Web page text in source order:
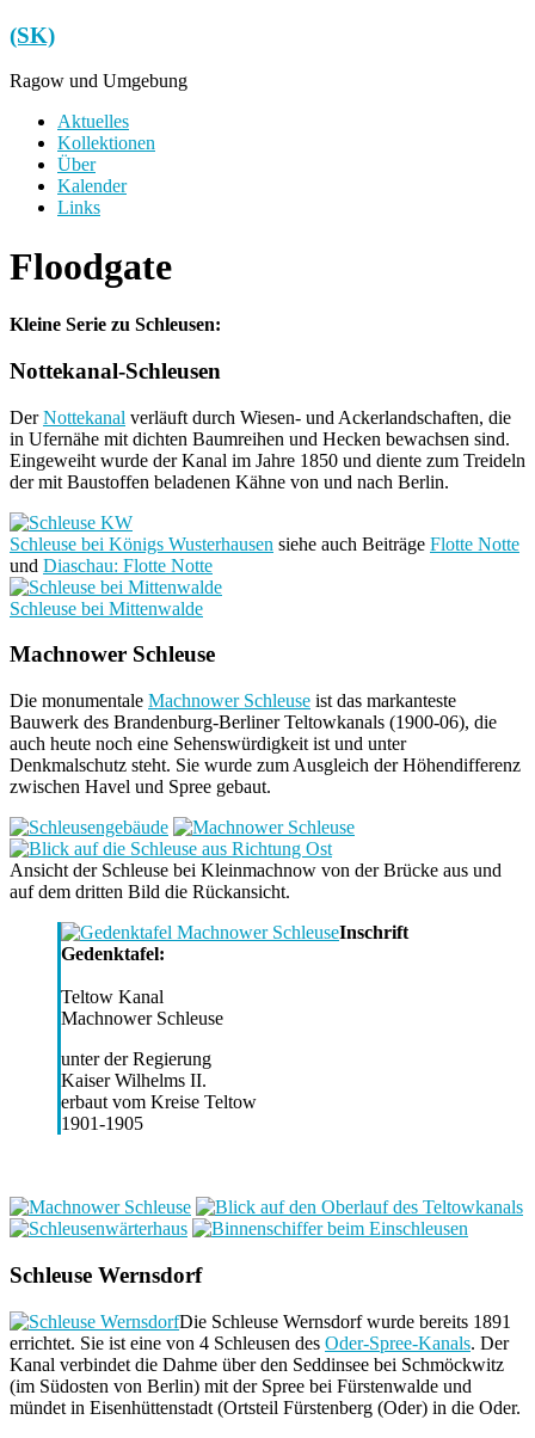
Zum
Inhalt
springen
(SK)
Ragow und Umgebung
Menü
Aktuelles
Kollektionen
Über
Kalender
Links
Floodgate
Kleine Serie zu Schleusen:
Nottekanal-Schleusen
DerNottekanal verläuft durch Wiesen- und Ackerlandschaften, die
in Ufernähe mit dichten Baumreihen und Hecken bewachsen sind.
Eingeweiht wurde der Kanal im Jahre 1850 und diente zum Treideln
der mit Baustoffen beladenen Kähne von und nach Berlin.
Schleuse bei Königs Wusterhausen siehe auch Beiträge Flotte Notte
und Diaschau: Flotte Notte
Schleuse bei Mittenwalde
Machnower Schleuse
Die monumentale Machnower Schleuse ist das markanteste
Bauwerk des Brandenburg-Berliner Teltowkanals (1900-06), die
auch heute noch eine Sehenswürdigkeit ist und unter
Denkmalschutz steht. Sie wurde zum Ausgleich der Höhendifferenz
zwischen Havel und Spree gebaut.
Ansicht der Schleuse bei Kleinmachnow von der Brücke aus und
auf dem dritten Bild die Rückansicht.
Inschrift
Gedenktafel:
Teltow Kanal
Machnower Schleuse
unter der Regierung
Kaiser Wilhelms II.
erbaut vom Kreise Teltow
1901-1905
Schleuse Wernsdorf
Die Schleuse Wernsdorf wurde bereits 1891
errichtet. Sie ist eine von 4 Schleusen des Oder-Spree-Kanals. Der
Kanal verbindet die Dahme über den Seddinsee bei Schmöckwitz
(im Südosten von Berlin) mit der Spree bei Fürstenwalde und
mündet in Eisenhüttenstadt (Ortsteil Fürstenberg (Oder) in die Oder.